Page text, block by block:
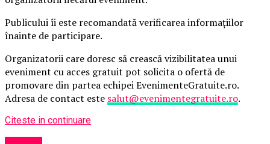
Publicului îi este recomandată verificarea informațiilor
înainte de participare.
Organizatorii care doresc să crească vizibilitatea unui
eveniment cu acces gratuit pot solicita o ofertă de
promovare din partea echipei EvenimenteGratuite.ro.
Adresa de contact este salut@evenimentegratuite.ro.
Citeste in continuare